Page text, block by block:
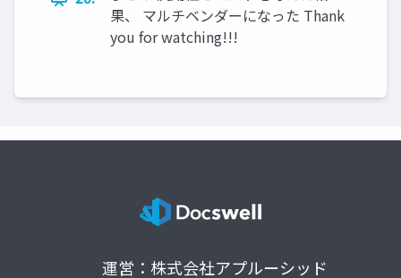
果、 マルチベンダーになった Thank
you for watching!!!
運営：株式会社アプルーシッド